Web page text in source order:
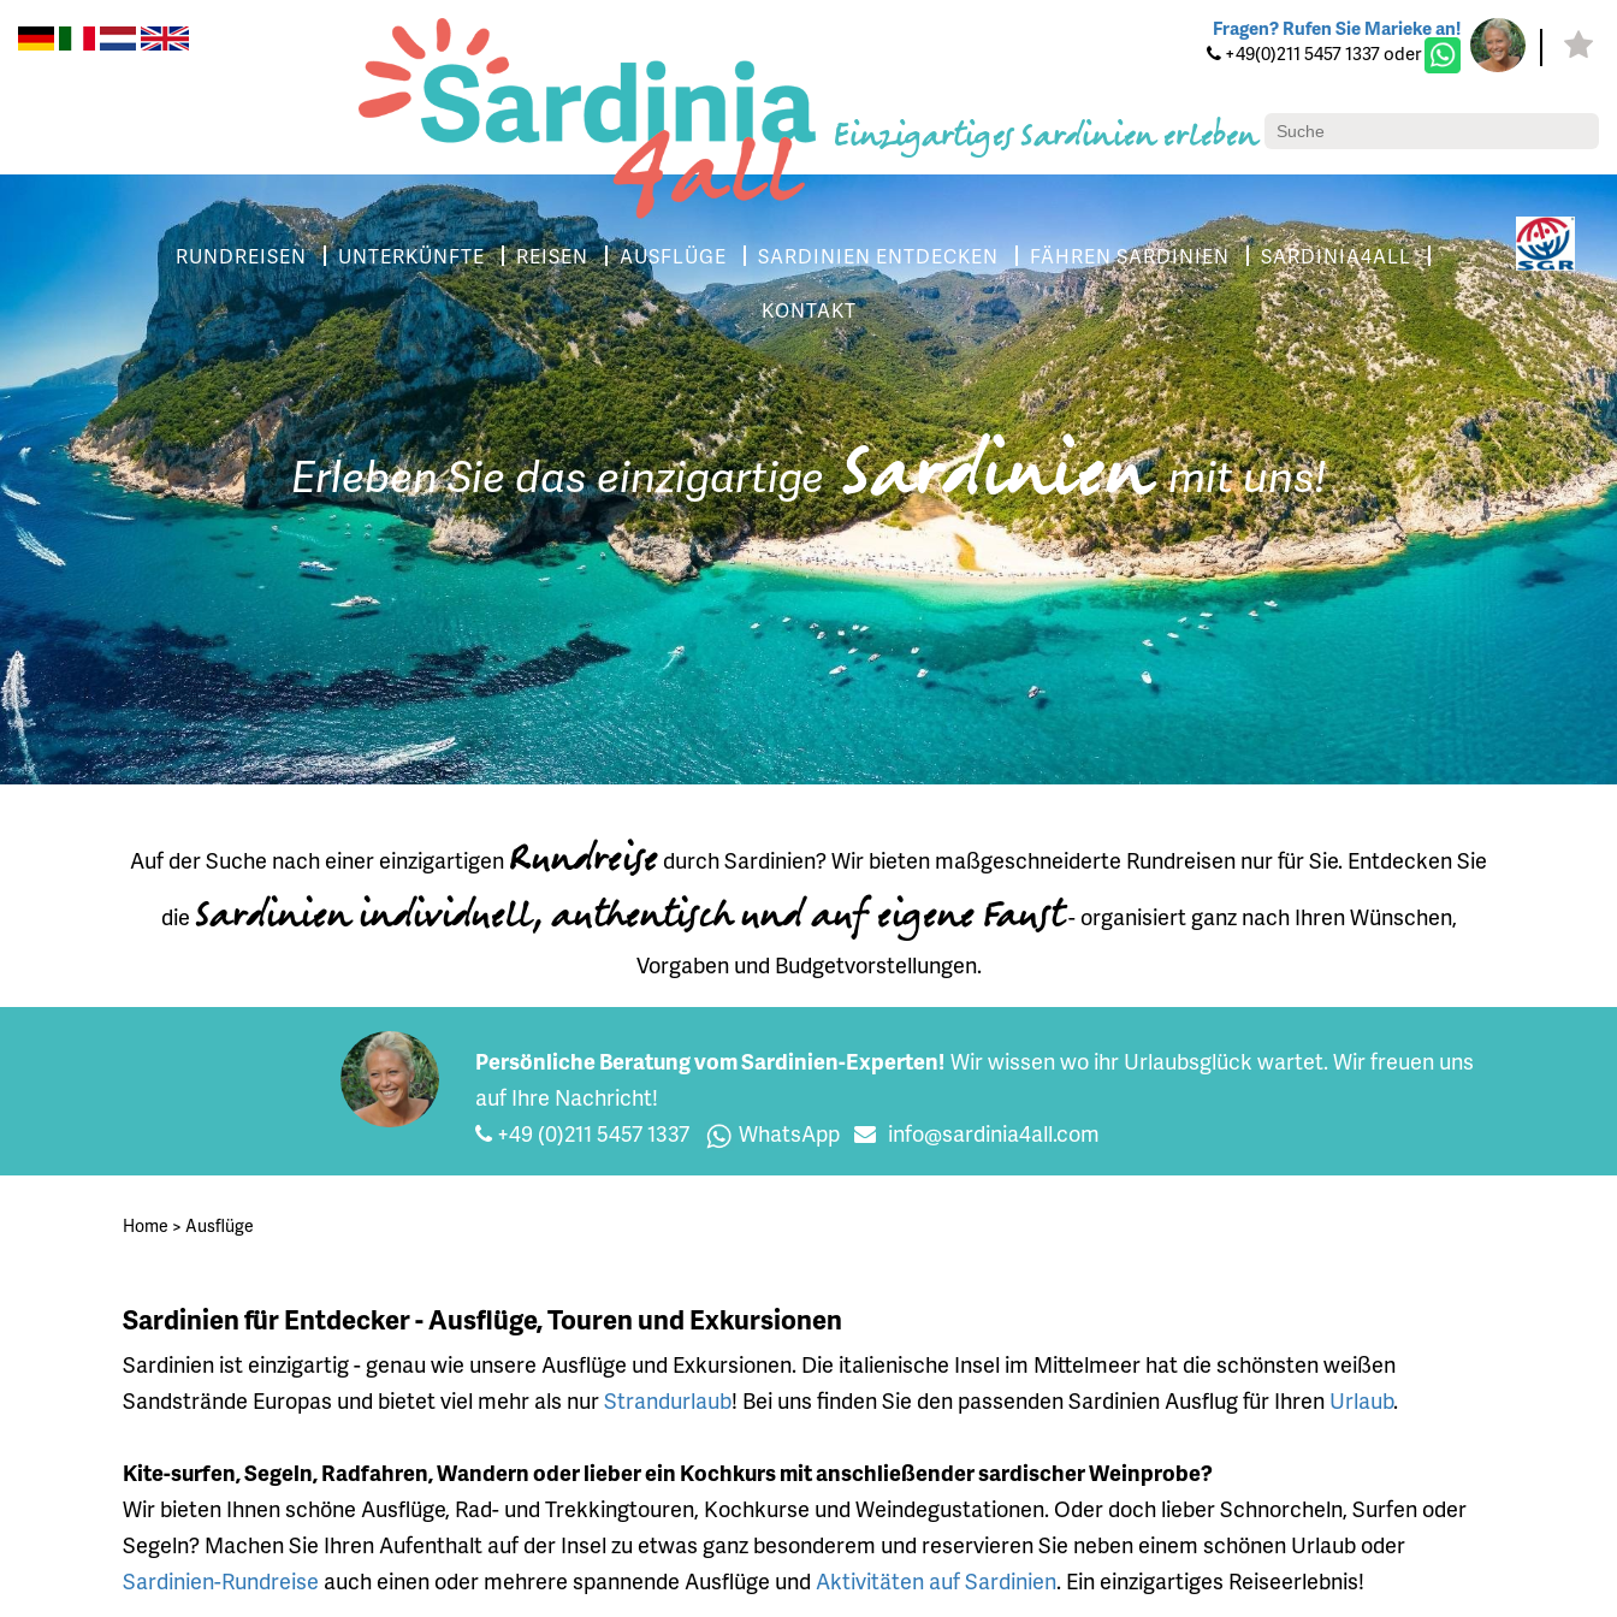
Fragen? Rufen Sie Marieke an!
+49(0)211 5457 1337 oder
Einzigartiges Sardinien erleben
RUNDREISEN UNTERKÜNFTE REISEN AUSFLÜGE SARDINIEN ENTDECKEN FÄHREN SARDINIEN
SARDINIA4ALL
KONTAKT
Erleben Sie das einzigartigeSardinienmit uns!
Auf der Suche nach einer einzigartigen Rundreise durch Sardinien? Wir bieten maßgeschneiderte Rundreisen nur für Sie. Entdecken Sie
die Sardinien individuell, authentisch und auf eigene Faust- organisiert ganz nach Ihren Wünschen,
Vorgaben und Budgetvorstellungen.
Persönliche Beratung vom Sardinien-Experten! Wir wissen wo ihr Urlaubsglück wartet. Wir freuen uns
auf Ihre Nachricht!
+49 (0)211 5457 1337
WhatsApp info@sardinia4all.com
Home > Ausflüge
Sardinien für Entdecker - Ausflüge, Touren und Exkursionen
Sardinien ist einzigartig - genau wie unsere Ausflüge und Exkursionen. Die italienische Insel im Mittelmeer hat die schönsten weißen
Sandstrände Europas und bietet viel mehr als nurStrandurlaub! Bei uns finden Sie den passenden Sardinien Ausflug für Ihren Urlaub.
Kite-surfen, Segeln, Radfahren, Wandern oder lieber ein Kochkurs mit anschließender sardischer Weinprobe?
Wir bieten Ihnen schöne Ausflüge, Rad- und Trekkingtouren, Kochkurse und Weindegustationen. Oder doch lieber Schnorcheln, Surfen oder
Segeln? Machen Sie Ihren Aufenthalt auf der Insel zu etwas ganz besonderem und reservieren Sie neben einem schönen Urlaub oder
Sardinien-Rundreise auch einen oder mehrere spannende Ausflüge und Aktivitäten auf Sardinien. Ein einzigartiges Reiseerlebnis!